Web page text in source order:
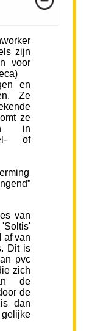
zijn
voor
en
Ze
ze
in
of
van
'Soltis'
af van
Dit is
pvc
zich
de
de
dan